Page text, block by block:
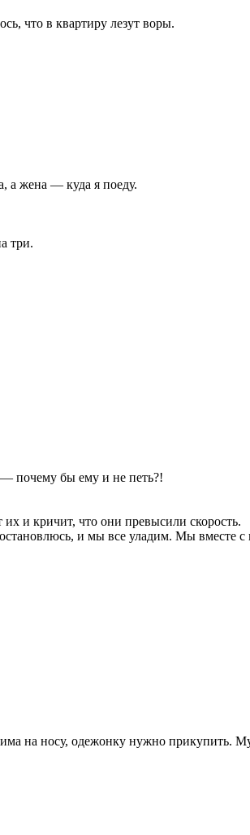
что в квартиру лезут воры.
а жена — куда я поеду.
три.
почему бы ему и не петь?!
и кричит, что они превысили скорость.
и мы все уладим. Мы вместе с
на носу, одежонку нужно прикупить.